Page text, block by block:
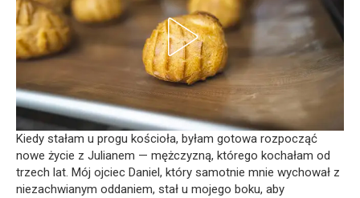
Kiedy stałam u progu kościoła, byłam gotowa rozpocząć
nowe życie z Julianem — mężczyzną, którego kochałam od
trzech lat. Mój ojciec Daniel, który samotnie mnie wychował z
niezachwianym oddaniem, stał u mojego boku, aby